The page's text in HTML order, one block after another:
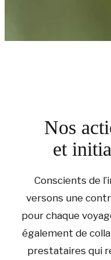
Nos
et
Conscients de
versons une
pour chaque
également de
prestataires qui